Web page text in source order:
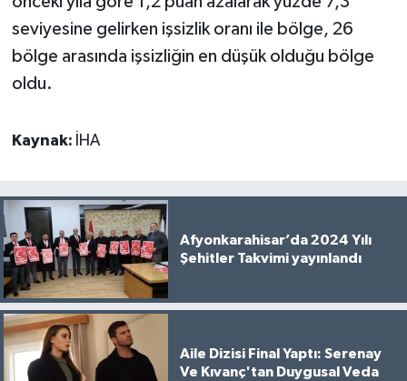
seviyesine gelirken işsizlik oranı ile bölge, 26
bölge arasında işsizliğin en düşük olduğu bölge
oldu.
Kaynak: İHA
Afyonkarahisar’da 2024 Yılı
Şehitler Takvimi yayınlandı
Aile Dizisi Final Yaptı: Serenay
Ve Kıvanç'tan Duygusal Veda